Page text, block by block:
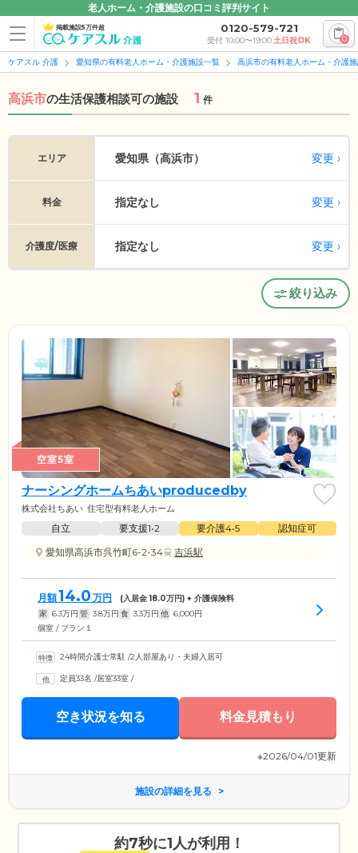
老人ホーム・介護施設の口コミ評判サイト
掲載施設5万件超 0120-579-721
受付 10:00〜19:00土日祝OK 0
ケアスル 介護 愛知県の有料老人ホーム・介護施設一覧 高浜市の有料老人ホーム・介護
高浜市の生活保護相談可の施設 1 件
エリア 愛知県（高浜市） 変更
料金 指定なし 変更
介護度/医療 指定なし 変更
絞り込み
空室5室
ナーシングホームちあいproducedby
株式会社ちあい 住宅型有料老人ホーム
自立 要支援1•2 要介護4•5
認知症可
愛知県高浜市呉竹町6-2-34
吉浜駅
月額14.0 万円 (入居金18.0万円) + 介護保険料
家 6.3万円 管 3.8万円 食 3.3万円 他 6,000円
個室 / プラン１
24時間介護士常駐 /2人部屋あり・夫婦入居可
定員33名 /居室33室 /
空き状況を知る 料金見積もり
※2026/04/01更新
施設の詳細を見る
約7秒に1人が利用！